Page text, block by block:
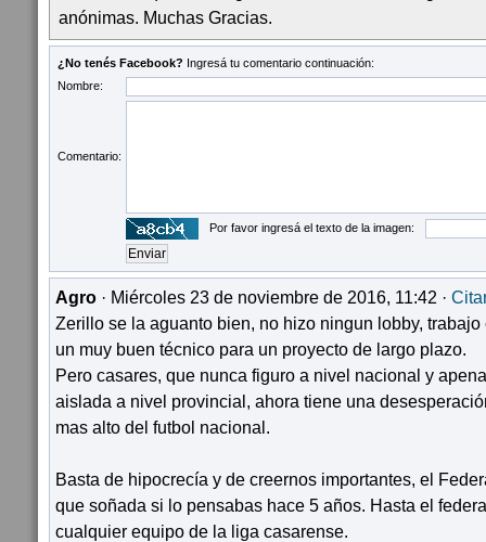
anónimas. Muchas Gracias.
¿No tenés Facebook? Ingresá tu comentario continuación:
Nombre:
Comentario:
Por favor ingresá el texto de la imagen:
Agro · Miércoles 23 de noviembre de 2016, 11:42 ·
Zerillo se la aguanto bien, no hizo ningun lobby,
un muy buen técnico para un proyecto de largo plazo.
Pero casares, que nunca figuro a nivel nacional y
aislada a nivel provincial, ahora tiene una
mas alto del futbol nacional.
Basta de hipocrecía y de creernos importantes, el
que soñada si lo pensabas hace 5 años. Hasta el
cualquier equipo de la liga casarense.